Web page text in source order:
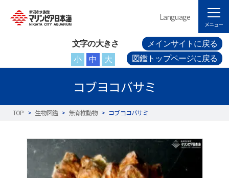
文字の大きさ
小
中 大
メインサイトに戻る
図鑑トップページに戻る
Language
メニュー
コブヨコバサミ
TOP > 生物図鑑 > 無脊椎動物 > コブヨコバサミ